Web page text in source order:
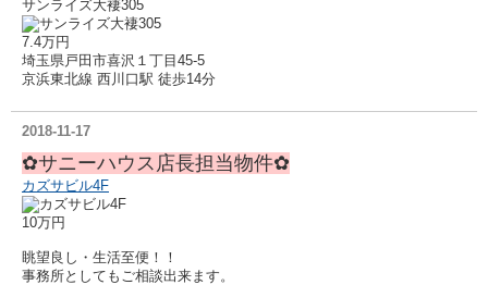
サンライズ大褄305
7.4万円
埼玉県戸田市喜沢１丁目45-5
京浜東北線 西川口駅 徒歩14分
2018-11-17
✿サニーハウス店長担当物件✿
カズサビル4F
10万円
眺望良し・生活至便！！
事務所としてもご相談出来ます。